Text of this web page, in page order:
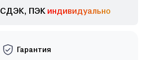
СДЭК, ПЭК индивидуально
Гарантия